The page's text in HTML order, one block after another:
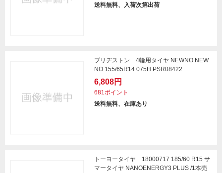
送料無料、入荷次第出荷
ブリヂストン 4輪用タイヤ NEWNO NEW
NO 155/65R14 075H PSR08422
6,808円
681ポイント
送料無料、在庫あり
トーヨータイヤ 18000717 185/60 R15 サ
マータイヤ NANOENERGY3 PLUS /1本売